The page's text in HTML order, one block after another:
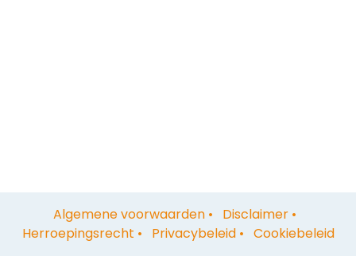
Algemene voorwaarden • Disclaimer •
Herroepingsrecht • Privacybeleid • Cookiebeleid